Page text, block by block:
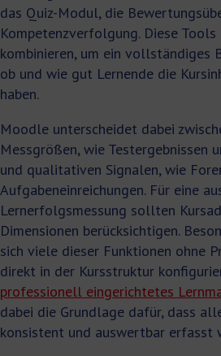
das Quiz-Modul, die
Kompetenzverfolgung. Diese Tools
kombinieren, um ein vollständiges
ob und wie gut Lernende die
haben.
Moodle unterscheidet dabei
Messgrößen, wie Testergebnissen
und qualitativen Signalen, wie
Aufgabeneinreichungen. Für eine
Lernerfolgsmessung sollten
Dimensionen berücksichtigen.
sich viele dieser Funktionen ohne
direkt in der Kursstruktur
professionell eingerichtetes
dabei die Grundlage dafür, dass
konsistent und auswertbar erfasst